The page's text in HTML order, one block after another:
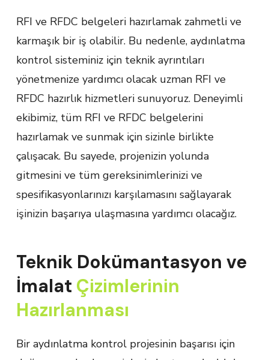
RFI ve RFDC belgeleri hazırlamak zahmetli ve
karmaşık bir iş olabilir. Bu nedenle, aydınlatma
kontrol sisteminiz için teknik ayrıntıları
yönetmenize yardımcı olacak uzman RFI ve
RFDC hazırlık hizmetleri sunuyoruz. Deneyimli
ekibimiz, tüm RFI ve RFDC belgelerini
hazırlamak ve sunmak için sizinle birlikte
çalışacak. Bu sayede, projenizin yolunda
gitmesini ve tüm gereksinimlerinizi ve
spesifikasyonlarınızı karşılamasını sağlayarak
işinizin başarıya ulaşmasına yardımcı olacağız.
Teknik Dokümantasyon ve
İmalat Çizimlerinin
Hazırlanması
Bir aydınlatma kontrol projesinin başarısı için